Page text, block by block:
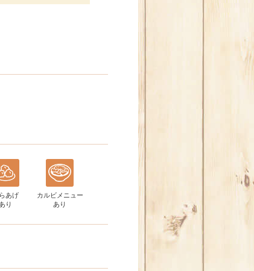
あげ
あり
カルビメニュー
あり